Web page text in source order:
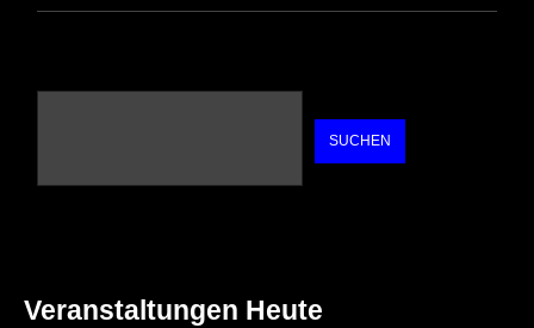
SUCHEN
Veranstaltungen Heute